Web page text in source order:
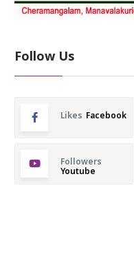
Follow Us
Likes Facebook
Followers
Youtube